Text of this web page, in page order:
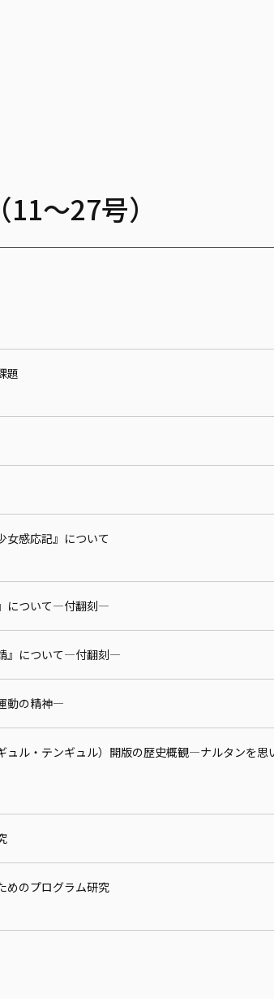
～27号）
題
女感応記』について
について—付翻刻—
』について—付翻刻—
動の精神—
ュル・テンギュル）開版の歴史概観—ナルタンを思
めのプログラム研究